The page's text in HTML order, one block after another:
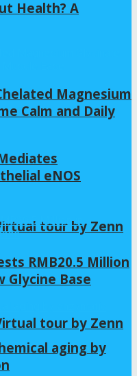
tour by Zenn
tour by Zenn
Health? A
Magnesium
Calm and Daily
eNOS
RMB20.5 Million
Glycine Base
aging by